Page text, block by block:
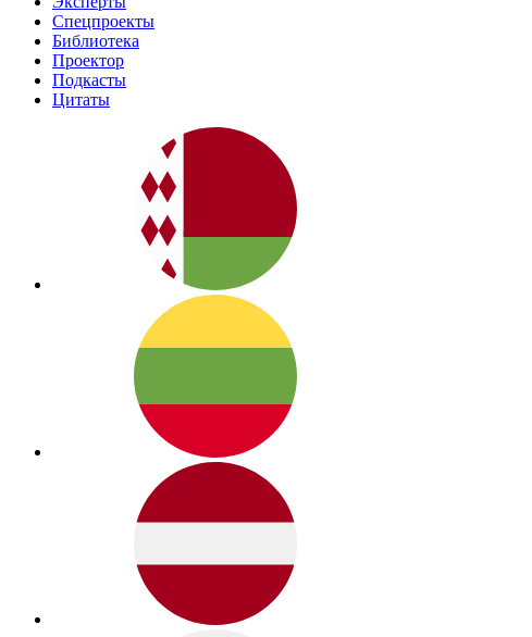
Спецпроекты
Библиотека
Проектор
Подкасты
Цитаты